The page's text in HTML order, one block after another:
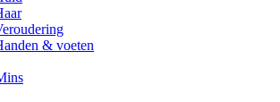
& voeten